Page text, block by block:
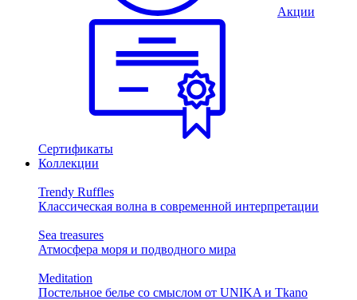
Акции
Сертификаты
Коллекции
Trendy Ruffles
Классическая волна в современной интерпретации
Sea treasures
Атмосфера моря и подводного мира
Meditation
Постельное белье со смыслом от UNIKA и Tkano